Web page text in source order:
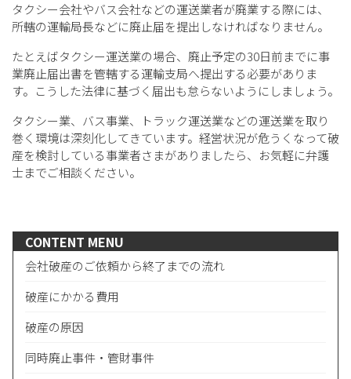
タクシー会社やバス会社などの運送業者が廃業する際には、
所轄の運輸局長などに廃止届を提出しなければなりません。
たとえばタクシー運送業の場合、廃止予定の30日前までに事
業廃止届出書を管轄する運輸支局へ提出する必要がありま
す。こうした法律に基づく届出も怠らないようにしましょう。
タクシー業、バス事業、トラック運送業などの運送業を取り
巻く環境は深刻化してきています。経営状況が危うくなって破
産を検討している事業者さまがありましたら、お気軽に弁護
士までご相談ください。
CONTENT MENU
会社破産のご依頼から終了までの流れ
破産にかかる費用
破産の原因
​​同時廃止事件・管財事件